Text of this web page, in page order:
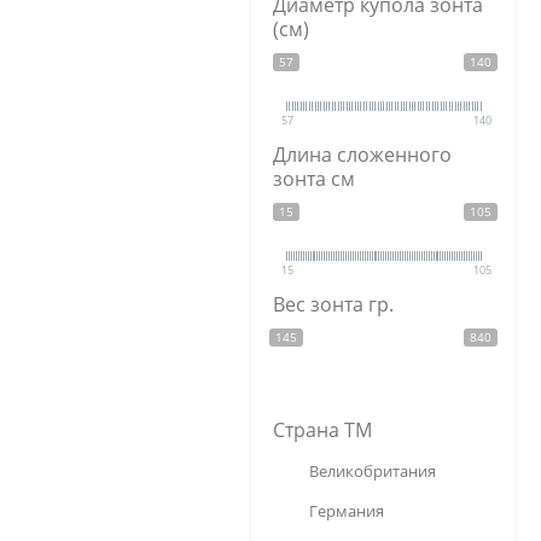
(см)
57 140
57 140
Длина сложенного
зонта см
15 105
15 105
Вес зонта гр.
145 840
Страна ТМ
Великобритания
Германия